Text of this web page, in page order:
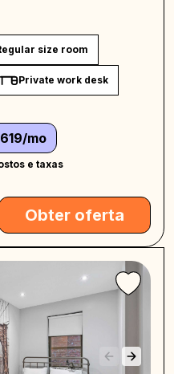
size room
Private work desk
mo
e taxas
Obter oferta